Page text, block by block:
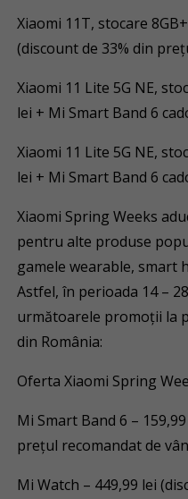
Xiaomi 11T, stocare
(discount de 33% din
Xiaomi 11 Lite 5G NE,
lei + Mi Smart Band 6
Xiaomi 11 Lite 5G NE,
lei + Mi Smart Band 6
Xiaomi Spring Weeks
pentru alte produse
gamele wearable, smart
Astfel, în perioada 14 –
următoarele promoții la
din România:
Oferta Xiaomi Spring
Mi Smart Band 6 –
prețul recomandat de
Mi Watch – 449,99 lei